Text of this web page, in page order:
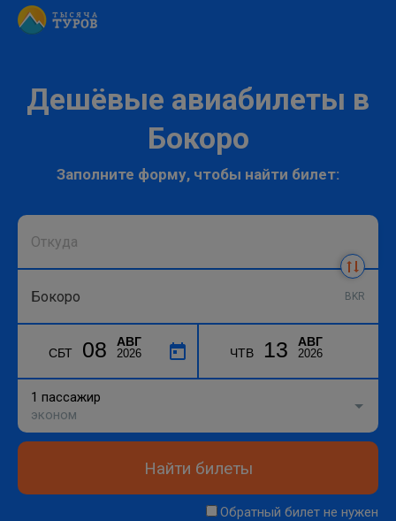
Дешёвые авиабилеты в
Бокоро
Заполните форму, чтобы найти билет:
BKR
СБТ 08 АВГ
2026 ЧТВ 13 АВГ
2026
1 пассажир
эконом
Найти билеты
Обратный билет не нужен